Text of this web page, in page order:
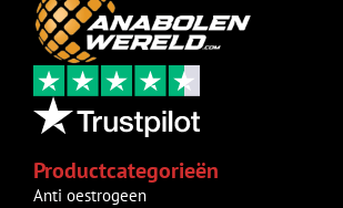
Productcategorieën
Anti oestrogeen